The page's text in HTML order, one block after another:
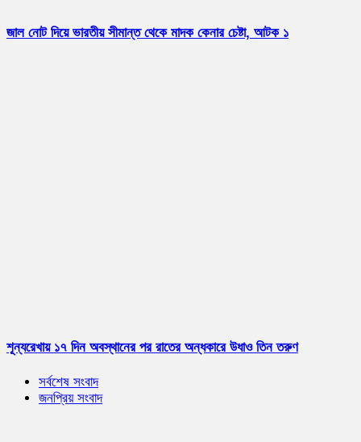
জাল নোট দিয়ে ভারতীয় সীমান্ত থেকে মাদক কেনার চেষ্টা, আটক ১
শূন্যরেখায় ১৭ দিন অবস্থানের পর রাতের অন্ধকারে উধাও তিন তরুণ
সর্বশেষ সংবাদ
জনপ্রিয় সংবাদ